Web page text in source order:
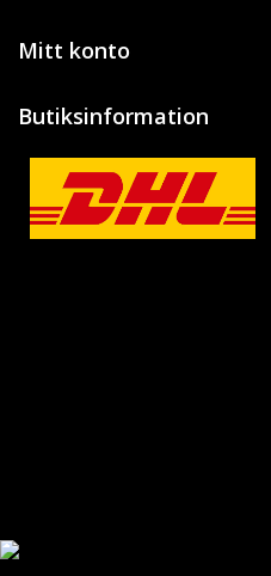
Mitt konto
Butiksinformation